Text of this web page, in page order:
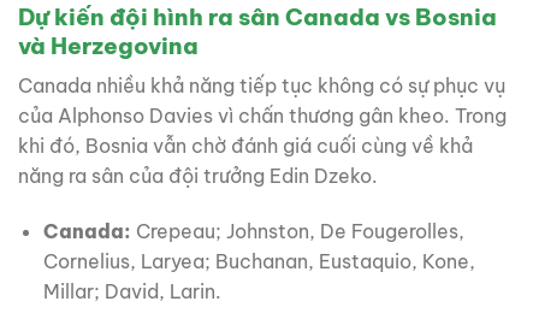
Dự kiến đội hình ra sân Canada vs Bosnia
và Herzegovina
Canada nhiều khả năng tiếp tục không có sự phục vụ
của Alphonso Davies vì chấn thương gân kheo. Trong
khi đó, Bosnia vẫn chờ đánh giá cuối cùng về khả
năng ra sân của đội trưởng Edin Dzeko.
Canada: Crepeau; Johnston, De Fougerolles,
Cornelius, Laryea; Buchanan, Eustaquio, Kone,
Millar; David, Larin.